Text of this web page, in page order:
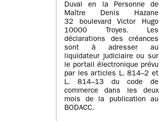
Duval en la Personne de
Maître Denis Hazane
32 boulevard Victor Hugo
10000 Troyes. Les
déclarations des créances
sont à adresser au
liquidateur judiciaire ou sur
le portail électronique prévu
par les articles L. 814–2 et
L. 814–13 du code de
commerce dans les deux
mois de la publication au
BODACC.